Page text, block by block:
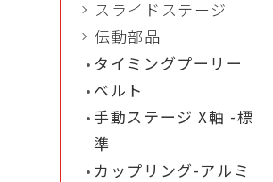
スライドステージ
伝動部品
タイミングプーリー
ベルト
手動ステージ X軸 -標
準
カップリング-アルミ